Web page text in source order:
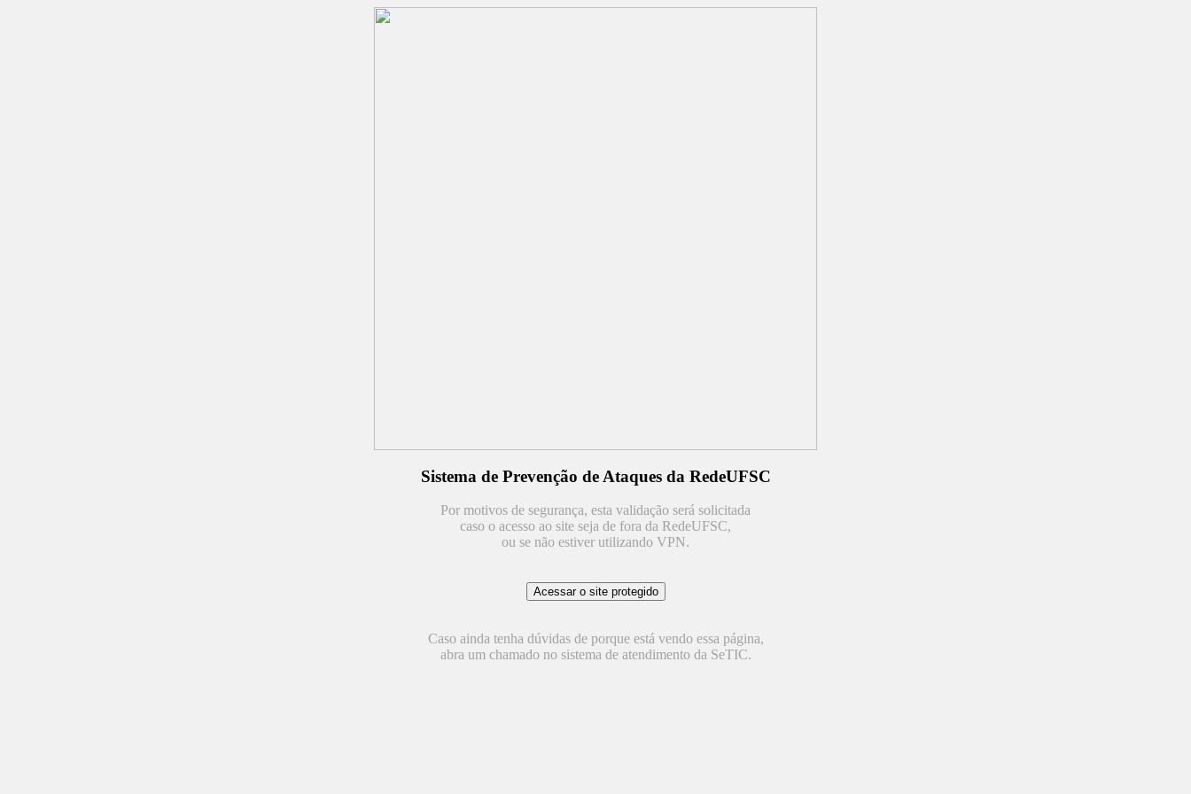
Sistema de Prevenção de Ataques da RedeUFSC
Por motivos de segurança, esta validação será solicitada
caso o acesso ao site seja de fora da RedeUFSC,
ou se não estiver utilizando VPN.
Caso ainda tenha dúvidas de porque está vendo essa página,
abra um chamado no sistema de atendimento da SeTIC.